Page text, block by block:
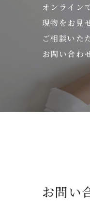
オンライン
現物をお見
ご相談いた
お問い合わ
お問い